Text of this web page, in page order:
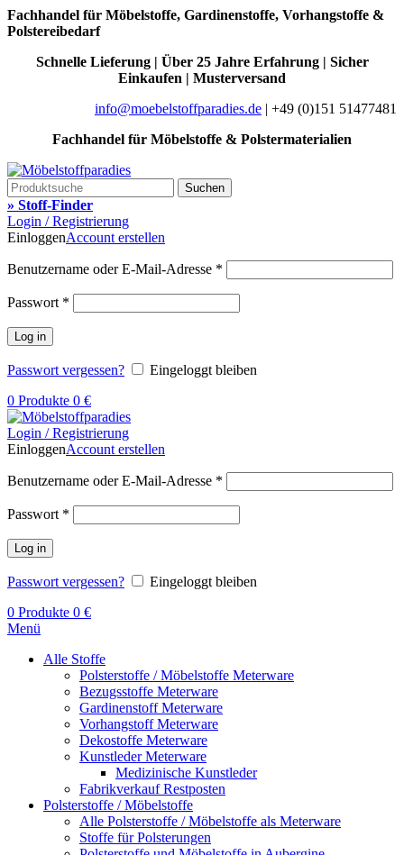
Fachhandel für Möbelstoffe, Gardinenstoffe, Vorhangstoffe &
Polstereibedarf
Schnelle Lieferung | Über 25 Jahre Erfahrung | Sicher
Einkaufen | Musterversand
info@moebelstoffparadies.de | +49 (0)151 51477481
Fachhandel für Möbelstoffe & Polstermaterialien
Suchen
» Stoff-Finder
Login / Registrierung
EinloggenAccount erstellen
Benutzername oder E-Mail-Adresse *
Passwort *
Log in
Passwort vergessen?
Eingeloggt bleiben
0 Produkte 0 €
Login / Registrierung
EinloggenAccount erstellen
Benutzername oder E-Mail-Adresse *
Passwort *
Log in
Passwort vergessen?
Eingeloggt bleiben
0 Produkte 0 €
Menü
Alle Stoffe
Polsterstoffe / Möbelstoffe Meterware
Bezugsstoffe Meterware
Gardinenstoff Meterware
Vorhangstoff Meterware
Dekostoffe Meterware
Kunstleder Meterware
Medizinische Kunstleder
Fabrikverkauf Restposten
Polsterstoffe / Möbelstoffe
Alle Polsterstoffe / Möbelstoffe als Meterware
Stoffe für Polsterungen